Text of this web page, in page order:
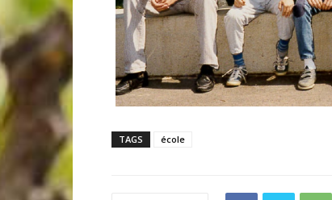
TAGS école